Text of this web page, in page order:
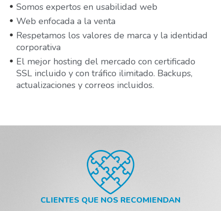
Somos expertos en usabilidad web
Web enfocada a la venta
Respetamos los valores de marca y la identidad
corporativa
El mejor hosting del mercado con certificado
SSL incluido y con tráfico ilimitado. Backups,
actualizaciones y correos incluidos.
CLIENTES QUE NOS RECOMIENDAN